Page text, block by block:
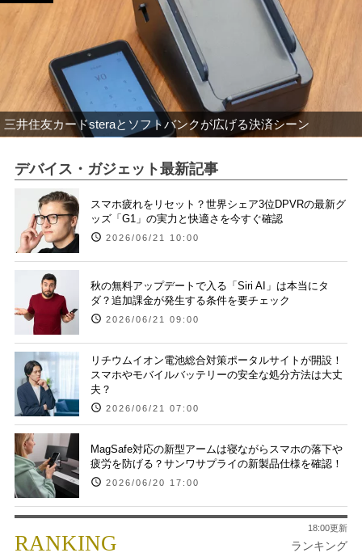
三井住友カードsteraとソフトバンクが広げる決済シーン
デバイス・ガジェット最新記事
スマホ疲れをリセット？世界シェア3位DPVRの最新グ
ッズ「G1」の実力と快適さを今すぐ確認
2026/06/21 10:00
秋の無料アップデートで入る「Siri AI」は本当にタ
ダ？追加課金が発生する条件を要チェック
2026/06/21 09:00
リチウムイオン電池総合対策ポータルサイトが開設！
スマホやモバイルバッテリーの安全な処分方法は大丈
夫？
2026/06/21 07:00
MagSafe対応の新型アームは寝ながらスマホの落下や
疲労を防げる？サンワサプライの新製品仕様を確認！
2026/06/20 17:00
RANKING ランキング
18:00更新